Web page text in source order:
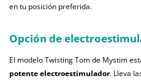
en tu posición preferida.
Opción de
El modelo Twisting Tom de Mystim
potente electroestimulador. Lleva